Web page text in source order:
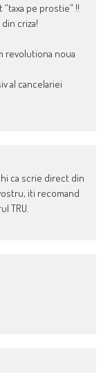
pe prostie” !!
criza!
revolutiona noua
al cancelariei
ca scrie direct din
iti recomand
TRU.